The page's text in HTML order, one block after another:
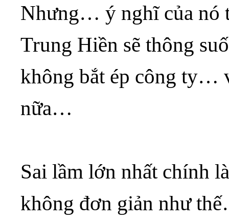
Nhưng… ý nghĩ của nó
Trung Hiền sẽ thông
không bắt ép công ty…
nữa…
Sai lầm lớn nhất chính
không đơn giản như